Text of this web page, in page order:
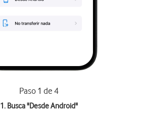
Paso 1 de 4
1. Busca "Desde Android"